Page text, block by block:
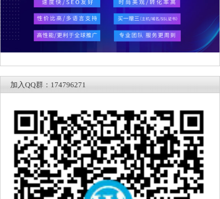
加入QQ群：174796271